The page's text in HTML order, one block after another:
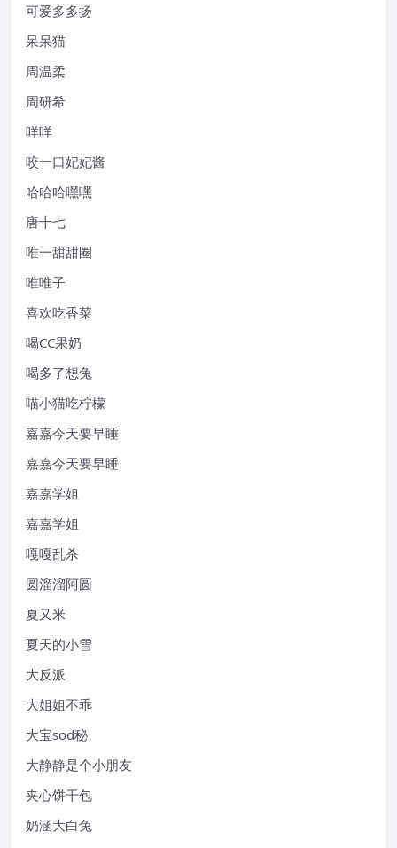
可爱多多扬
呆呆猫
周温柔
周研希
咩咩
咬一口妃妃酱
哈哈哈嘿嘿
唐十七
唯一甜甜圈
唯唯子
喜欢吃香菜
喝CC果奶
喝多了想兔
喵小猫吃柠檬
嘉嘉今天要早睡
嘉嘉今天要早睡
嘉嘉学姐
嘉嘉学姐
嘎嘎乱杀
圆溜溜阿圆
夏又米
夏天的小雪
大反派
大姐姐不乖
大宝sod秘
大静静是个小朋友
夹心饼干包
奶涵大白兔